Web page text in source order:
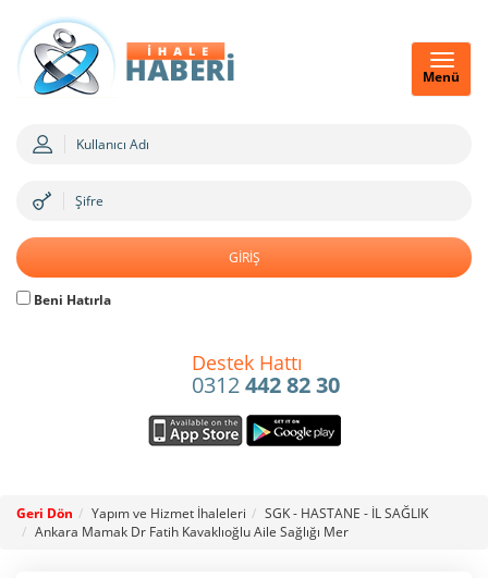
Menü
Beni Hatırla
Destek Hattı
0312442 82 30
Geri Dön Yapım ve Hizmet İhaleleri
SGK - HASTANE - İL SAĞLIK
Ankara Mamak Dr Fatih Kavaklıoğlu Aile Sağlığı Mer